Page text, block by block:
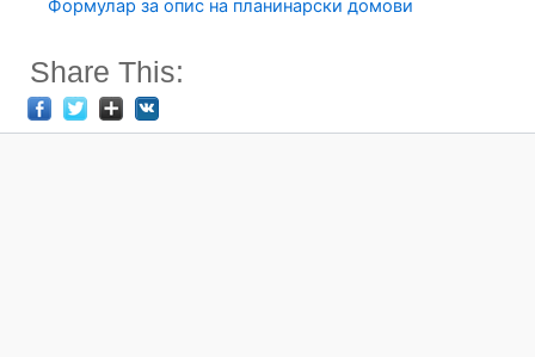
Формулар за опис на планинарски домови
Share This: